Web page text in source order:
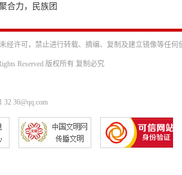
合力，民族团
许可，禁止进行转载、摘编、复制及建立镜像等任何
Reserved 版权所有 复制必究
36@qq.com